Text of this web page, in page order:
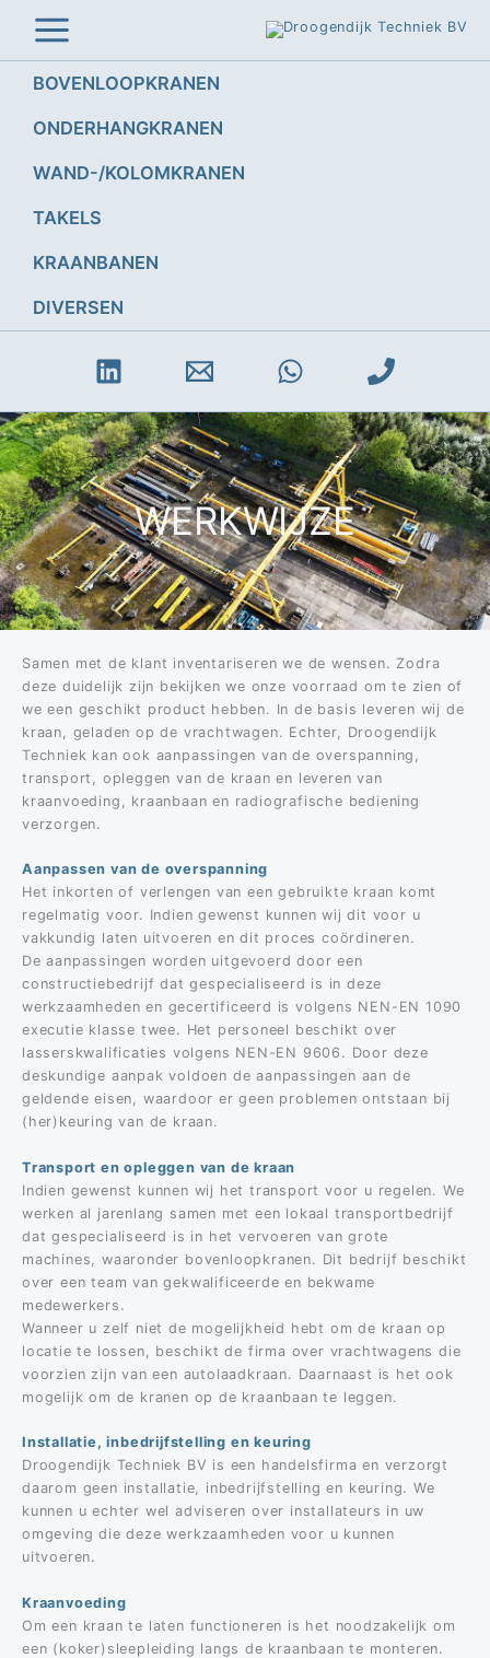
de
inhoudBOVENLOOPKRANEN
ONDERHANGKRANEN
WAND-/KOLOMKRANEN
TAKELS
KRAANBANEN
DIVERSEN
WERKWIJZE
Samen met de klant inventariseren we de wensen. Zodra
deze duidelijk zijn bekijken we onze voorraad om te zien of
we een geschikt product hebben. In de basis leveren wij de
kraan, geladen op de vrachtwagen. Echter, Droogendijk
Techniek kan ook aanpassingen van de overspanning,
transport, opleggen van de kraan en leveren van
kraanvoeding, kraanbaan en radiografische bediening
verzorgen.
Aanpassen van de overspanning
Het inkorten of verlengen van een gebruikte kraan komt
regelmatig voor. Indien gewenst kunnen wij dit voor u
vakkundig laten uitvoeren en dit proces coördineren.
De aanpassingen worden uitgevoerd door een
constructiebedrijf dat gespecialiseerd is in deze
werkzaamheden en gecertificeerd is volgens NEN-EN 1090
executie klasse twee. Het personeel beschikt over
lasserskwalificaties volgens NEN-EN 9606. Door deze
deskundige aanpak voldoen de aanpassingen aan de
geldende eisen, waardoor er geen problemen ontstaan bij
(her)keuring van de kraan.
Transport en opleggen van de kraan
Indien gewenst kunnen wij het transport voor u regelen. We
werken al jarenlang samen met een lokaal transportbedrijf
dat gespecialiseerd is in het vervoeren van grote
machines, waaronder bovenloopkranen. Dit bedrijf beschikt
over een team van gekwalificeerde en bekwame
medewerkers.
Wanneer u zelf niet de mogelijkheid hebt om de kraan op
locatie te lossen, beschikt de firma over vrachtwagens die
voorzien zijn van een autolaadkraan. Daarnaast is het ook
mogelijk om de kranen op de kraanbaan te leggen.
Installatie, inbedrijfstelling en keuring
Droogendijk Techniek BV is een handelsfirma en verzorgt
daarom geen installatie, inbedrijfstelling en keuring. We
kunnen u echter wel adviseren over installateurs in uw
omgeving die deze werkzaamheden voor u kunnen
uitvoeren.
Kraanvoeding
Om een kraan te laten functioneren is het noodzakelijk om
een (koker)sleepleiding langs de kraanbaan te monteren.